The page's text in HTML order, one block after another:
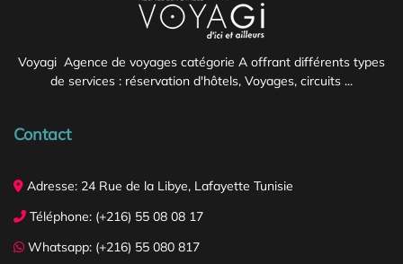
Voyagi Agence de voyages catégorie A offrant différents types
de services : réservation d'hôtels, Voyages, circuits ...
Contact
Adresse: 24 Rue de la Libye, Lafayette Tunisie
Téléphone: (+216) 55 08 08 17
Whatsapp: (+216) 55 080 817